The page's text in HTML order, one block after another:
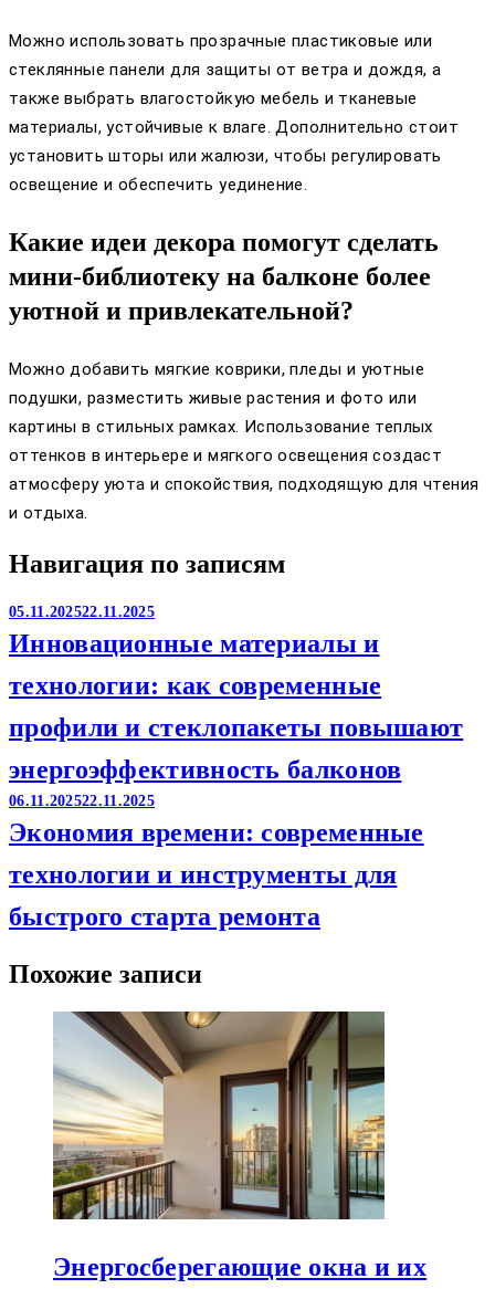
Можно использовать прозрачные пластиковые или
стеклянные панели для защиты от ветра и дождя, а
также выбрать влагостойкую мебель и тканевые
материалы, устойчивые к влаге. Дополнительно стоит
установить шторы или жалюзи, чтобы регулировать
освещение и обеспечить уединение.
Какие идеи декора помогут сделать
мини-библиотеку на балконе более
уютной и привлекательной?
Можно добавить мягкие коврики, пледы и уютные
подушки, разместить живые растения и фото или
картины в стильных рамках. Использование теплых
оттенков в интерьере и мягкого освещения создаст
атмосферу уюта и спокойствия, подходящую для чтения
и отдыха.
Навигация по записям
05.11.202522.11.2025
Инновационные материалы и
технологии: как современные
профили и стеклопакеты повышают
энергоэффективность балконов
06.11.202522.11.2025
Экономия времени: современные
технологии и инструменты для
быстрого старта ремонта
Похожие записи
Энергосберегающие окна и их